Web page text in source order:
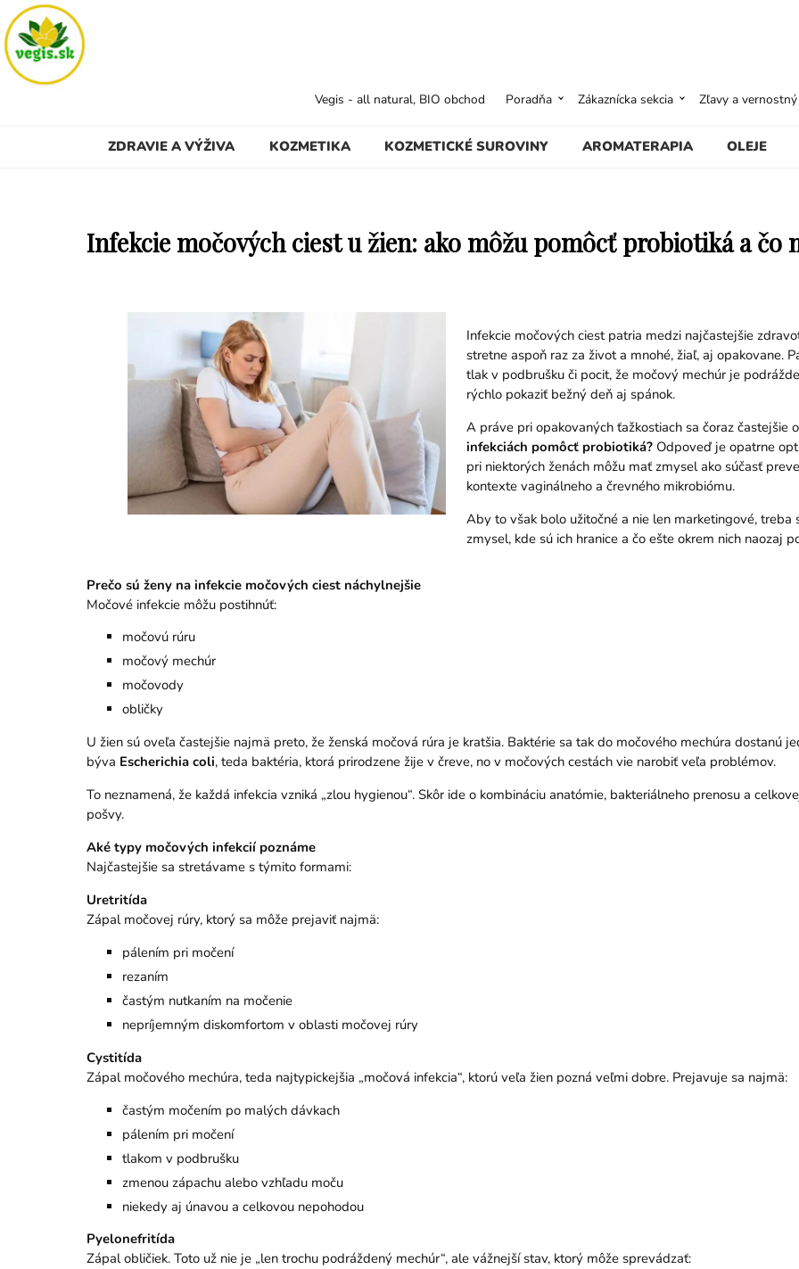
ZDRAVIE A VÝŽIVA KOZMETIKA KOZMETICKÉ SUROVINY AROMATERAPIA OLEJE
Vegis - all natural, BIO obchod Poradňa Zákaznícka sekcia Zľavy a
Infekcie močových ciest u žien: ako môžu pomôcť probiotiká a čo
Infekcie močových ciest patria medzi najčastejšie
stretne aspoň raz za život a mnohé, žiaľ, aj opakovane.
tlak v podbrušku či pocit, že močový mechúr je
rýchlo pokaziť bežný deň aj spánok.
A práve pri opakovaných ťažkostiach sa čoraz častejšie
infekciách pomôcť probiotiká?Odpoveď je opatrne
pri niektorých ženách môžu mať zmysel ako súčasť
kontexte vaginálneho a črevného mikrobiómu.
Aby to však bolo užitočné a nie len marketingové,
zmysel, kde sú ich hranice a čo ešte okrem nich naozaj
Prečo sú ženy na infekcie močových ciest náchylnejšie
Močové infekcie môžu postihnúť:
močovú rúru
močový mechúr
močovody
obličky
U žien sú oveľa častejšie najmä preto, že ženská močová rúra je kratšia. Baktérie sa tak do močového mechúra dostanú
býva Escherichia coli, teda baktéria, ktorá prirodzene žije v čreve, no v močových cestách vie narobiť veľa problémov.
To neznamená, že každá infekcia vzniká „zlou hygienou“. Skôr ide o kombináciu anatómie, bakteriálneho prenosu a
pošvy.
Aké typy močových infekcií poznáme
Najčastejšie sa stretávame s týmito formami:
Uretritída
Zápal močovej rúry, ktorý sa môže prejaviť najmä:
pálením pri močení
rezaním
častým nutkaním na močenie
nepríjemným diskomfortom v oblasti močovej rúry
Cystitída
Zápal močového mechúra, teda najtypickejšia „močová infekcia“, ktorú veľa žien pozná veľmi dobre. Prejavuje sa najmä:
častým močením po malých dávkach
pálením pri močení
tlakom v podbrušku
zmenou zápachu alebo vzhľadu moču
niekedy aj únavou a celkovou nepohodou
Pyelonefritída
Zápal obličiek. Toto už nie je „len trochu podráždený mechúr“, ale vážnejší stav, ktorý môže sprevádzať: